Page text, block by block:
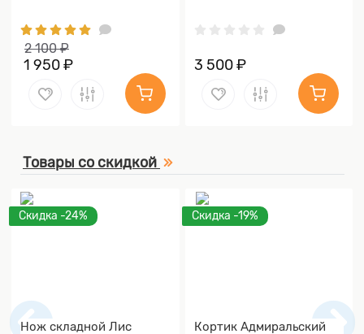
2 100 ₽
1 950 ₽ 3 500 ₽
Товары со скидкой
Скидка -24%
Нож складной Лис
Скидка -19%
Кортик Адмиральский